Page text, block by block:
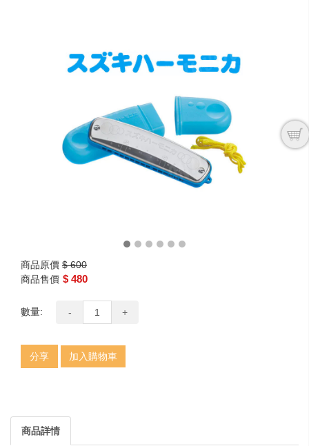
next
商品原價 $ 600
商品售價 $ 480
數量: - +
分享 加入購物車
商品詳情